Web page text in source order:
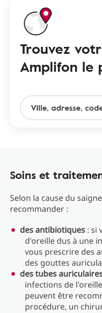
Trouvez
Amplifon le
Soins et
Selon la cause du
recommander :
des antibiotiques : si
d'oreille dus à une
vous prescrire des
des gouttes
des tubes
infections de
peuvent être
procédure, un